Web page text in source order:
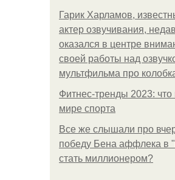
Гарик Харламов,
актер озвучивания,
оказался в центре
своей работы над
мультфильма про
Фитнес-тренды 2023: что
мире спорта
Все же слышали про
победу Бена аффлека в
стать миллионером?